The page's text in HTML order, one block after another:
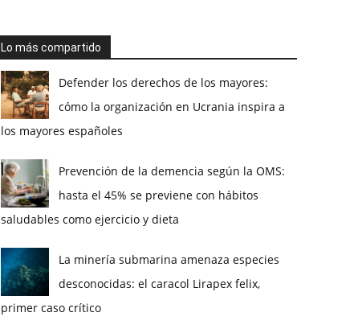
Lo más compartido
Defender los derechos de los mayores:
cómo la organización en Ucrania inspira a
los mayores españoles
Prevención de la demencia según la OMS:
hasta el 45% se previene con hábitos
saludables como ejercicio y dieta
La minería submarina amenaza especies
desconocidas: el caracol Lirapex felix,
primer caso crítico